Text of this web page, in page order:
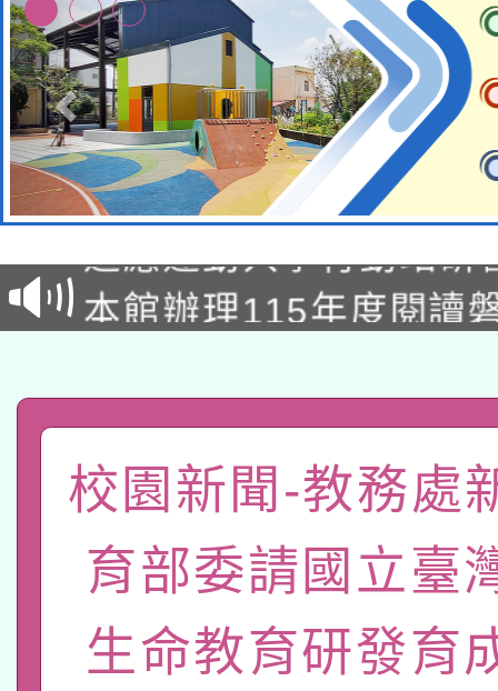
本校115學年度第2次
招)
適應運動共學行動站研
本館辦理115年度閱讀
礎課程
A3數位素養講師名單
「數位內容與教學軟
pilot」
有關大陸委員會函釋公
薪期間赴陸應申請許可
轉知經濟部水利署委託
業技術研究院辦理「
115年8月22日(星期六
2026年桃園地景藝術
校園新聞-教務處
育部委請國立臺
生命教育研發育